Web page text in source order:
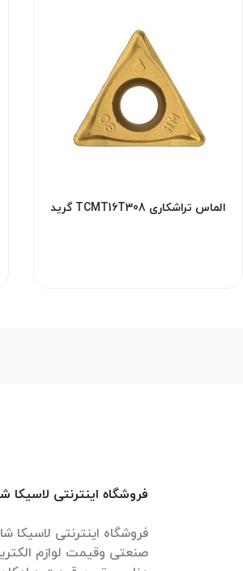
الماس تراشکاری TCMT16T308 گرید
فروشگاه اینترنتی لاسیکا
فروشگاه اینترنتی
صنعتی وقیمت لوازم